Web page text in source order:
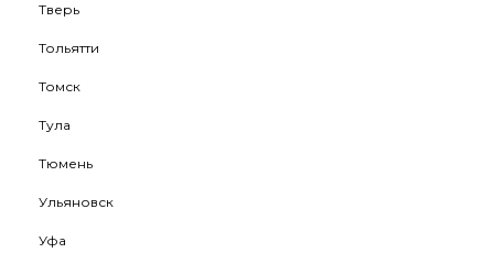
Тверь
Тольятти
Томск
Тула
Тюмень
Ульяновск
Уфа